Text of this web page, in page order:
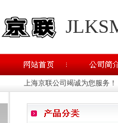
上海京联公司竭诚为您服务！